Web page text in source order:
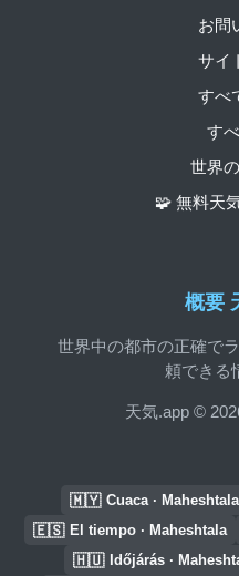
概要
世界中の都市の正確で
頼できる
天気.app ©
お問
サイ
すべ
す
世界
🧩 無料天
🇲🇾 Cuaca · Maheshtala
🇪🇸 El tiempo · Maheshtala
🇭🇺 Időjárás ·